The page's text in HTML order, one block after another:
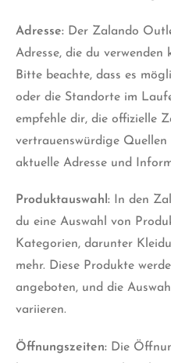
Adresse: Der Zalando
Adresse, die du verwenden
Bitte beachte, dass es
oder die Standorte im
empfehle dir, die offizielle
vertrauenswürdige Quellen
aktuelle Adresse und
Produktauswahl: In den
du eine Auswahl von
Kategorien, darunter
mehr. Diese Produkte
angeboten, und die
variieren.
Öffnungszeiten: Die